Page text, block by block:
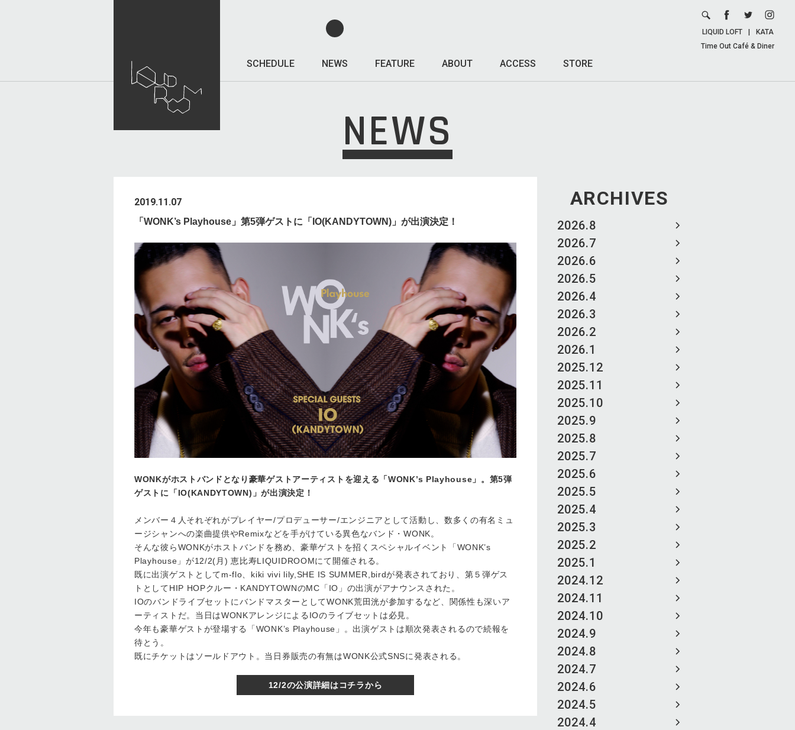
SCHEDULE NEWS FEATURE ABOUT ACCESS STORE
LIQUID LOFT
KATA
Time Out Café & Diner
NEWS
ARCHIVES
2026.8
2026.7
2026.6
2026.5
2026.4
2026.3
2026.2
2026.1
2025.12
2025.11
2025.10
2025.9
2025.8
2025.7
2025.6
2025.5
2025.4
2025.3
2025.2
2025.1
2024.12
2024.11
2024.10
2024.9
2024.8
2024.7
2024.6
2024.5
2024.4
2019.11.07
「WONK’s Playhouse」第5弾ゲストに「IO(KANDYTOWN)」が出演決定！
WONKがホストバンドとなり豪華ゲストアーティストを迎える「WONK’s Playhouse」。第5弾
ゲストに「IO(KANDYTOWN)」が出演決定！
メンバー４人それぞれがプレイヤー/プロデューサー/エンジニアとして活動し、数多くの有名ミュ
ージシャンへの楽曲提供やRemixなどを手がけている異色なバンド・WONK。
そんな彼らWONKがホストバンドを務め、豪華ゲストを招くスペシャルイベント「WONK’s
Playhouse」が12/2(月) 恵比寿LIQUIDROOMにて開催される。
既に出演ゲストとしてm-flo、kiki vivi lily,SHE IS SUMMER,birdが発表されており、第５弾ゲス
トとしてHIP HOPクルー・KANDYTOWNのMC「IO」の出演がアナウンスされた。
IOのバンドライブセットにバンドマスターとしてWONK荒田洸が参加するなど、関係性も深いア
ーティストだ。当日はWONKアレンジによるIOのライブセットは必見。
今年も豪華ゲストが登場する「WONK’s Playhouse」。出演ゲストは順次発表されるので続報を
待とう。
既にチケットはソールドアウト。当日券販売の有無はWONK公式SNSに発表される。
12/2の公演詳細はコチラから